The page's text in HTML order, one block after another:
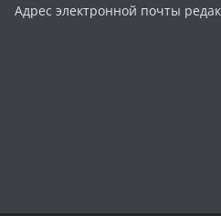
Адрес электронной почты